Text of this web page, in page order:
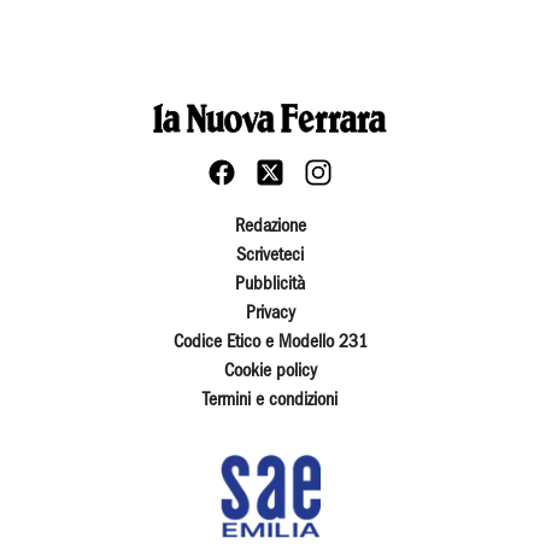
Redazione
Scriveteci
Pubblicità
Privacy
Codice Etico e Modello 231
Cookie policy
Termini e condizioni